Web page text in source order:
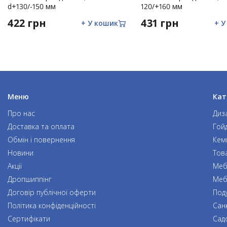
Ремонт виробів некваліфікованими особами, внесення
Ушкодження, що виникли внаслідок дії обставин
d+130/-150 мм
422 грн + У кошик
120/+160 мм
431 грн +
Меню
Про нас
Доставка та оплата
Обмін і повернення
Новини
Акції
Дропшиппінг
Договір публічної оферти
Політика конфіденційності
Сертифікати